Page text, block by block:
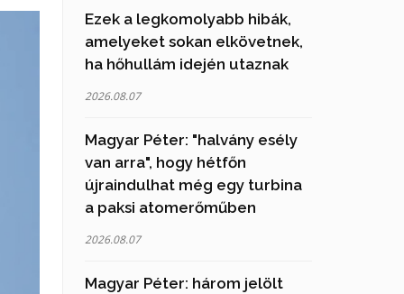
Ezek a legkomolyabb hibák,
amelyeket sokan elkövetnek,
ha hőhullám idején utaznak
2026.08.07
Magyar Péter: "halvány esély
van arra", hogy hétfőn
újraindulhat még egy turbina
a paksi atomerőműben
2026.08.07
Magyar Péter: három jelölt